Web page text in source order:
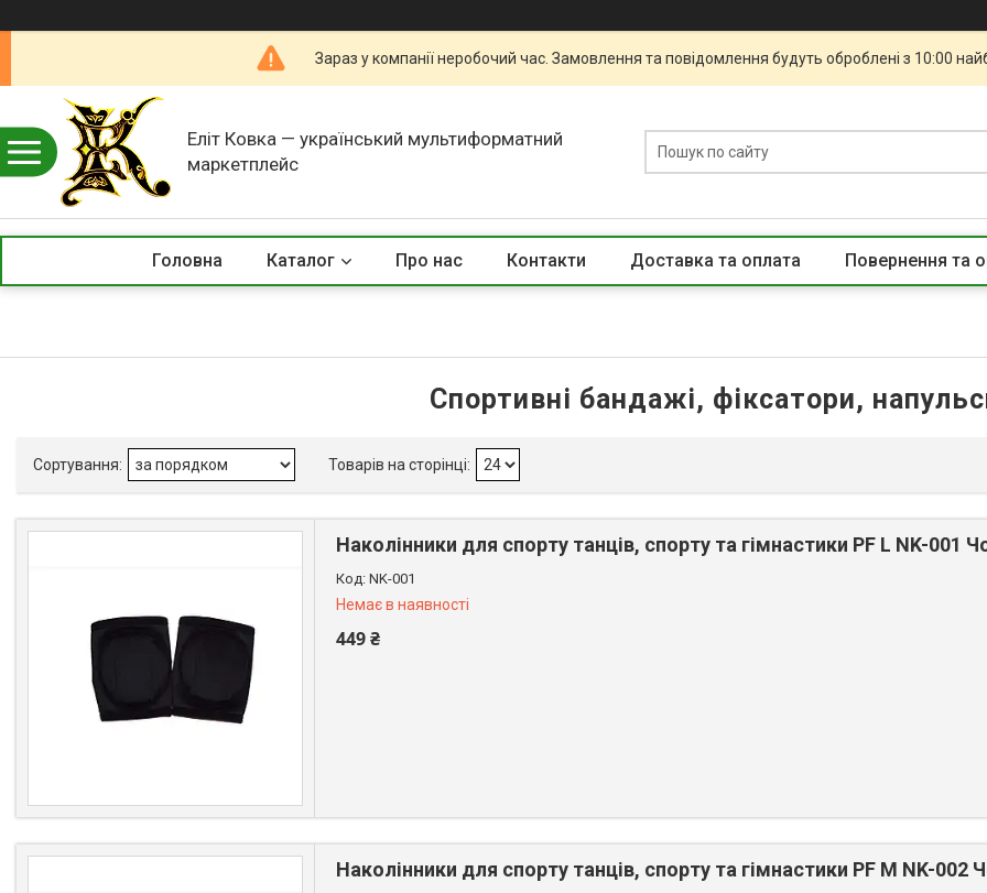
Зараз у компанії неробочий час. Замовлення та повідомлення будуть оброблені з 10:00
Еліт Ковка — український мультиформатний
маркетплейс
Головна Каталог Про нас Контакти Доставка та оплата Повернення та
Спортивні бандажі, фіксатори,
Наколінники для спорту танців, спорту та гімнастики PF L NK-001
NK-001
Немає в наявності
449 ₴
Наколінники для спорту танців, спорту та гімнастики PF M NK-002